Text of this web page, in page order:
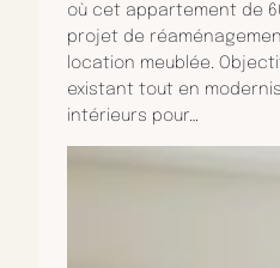
où cet appartement de
projet de
location meublée.
existant tout en
intérieurs pour…